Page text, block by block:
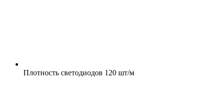
Плотность светодиодов 120 шт/м